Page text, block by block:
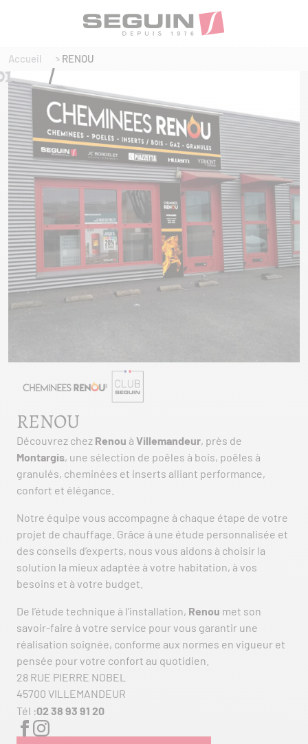
Accueil RENOU
RENOU
Découvrez chez Renou à Villemandeur, près de
Montargis, une sélection de poêles à bois, poêles à
granulés, cheminées et inserts alliant performance,
confort et élégance.
Notre équipe vous accompagne à chaque étape de votre
projet de chauffage. Grâce à une étude personnalisée et
des conseils d’experts, nous vous aidons à choisir la
solution la mieux adaptée à votre habitation, à vos
besoins et à votre budget.
De l’étude technique à l’installation, Renou met son
savoir-faire à votre service pour vous garantir une
réalisation soignée, conforme aux normes en vigueur et
pensée pour votre confort au quotidien.
28 RUE PIERRE NOBEL
45700 VILLEMANDEUR
Tél :02 38 93 91 20